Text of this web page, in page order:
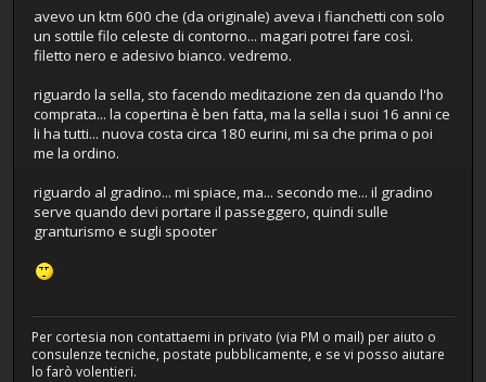
avevo un ktm 600 che (da originale) aveva i fianchetti con solo
un sottile filo celeste di contorno... magari potrei fare così.
filetto nero e adesivo bianco. vedremo.
riguardo la sella, sto facendo meditazione zen da quando l'ho
comprata... la copertina è ben fatta, ma la sella i suoi 16 anni ce
li ha tutti... nuova costa circa 180 eurini, mi sa che prima o poi
me la ordino.
riguardo al gradino... mi spiace, ma... secondo me... il gradino
serve quando devi portare il passeggero, quindi sulle
granturismo e sugli spooter
Per cortesia non contattaemi in privato (via PM o mail) per aiuto o
consulenze tecniche, postate pubblicamente, e se vi posso aiutare
lo farò volentieri.